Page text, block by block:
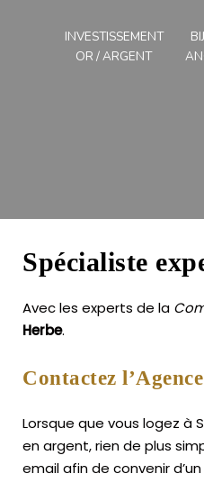
INVESTISSEMENT
OR / ARGENT
Spécialiste
Avec les experts de la
Herbe.
Contactez
Lorsque que vous logez à
en argent, rien de plus
email afin de convenir